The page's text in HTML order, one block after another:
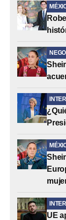
UE